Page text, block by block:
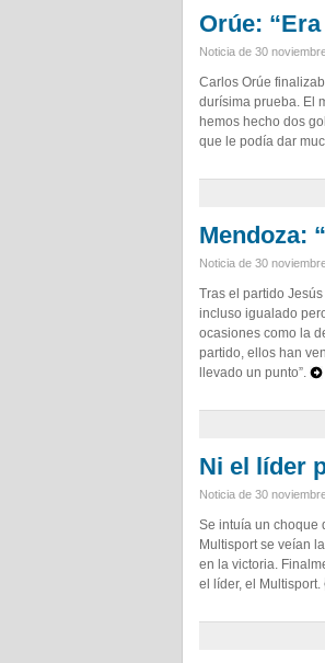
Orúe:
Noticia de 30
Carlos Orúe
durísima prueba. El
hemos hecho dos
que le podía dar
Mendoza:
Noticia de 30
Tras el partido
incluso igualado
ocasiones como la
partido, ellos han
llevado un punto”.
Ni el líder
Noticia de 30
Se intuía un choque
Multisport se veían
en la victoria.
el líder, el Multisport.